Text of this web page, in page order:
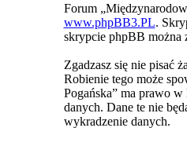
Forum
www.phpBB3.PL.
skrypcie phpBB można
Zgadzasz się nie pisać
Robienie tego może
Pogańska” ma prawo
danych. Dane te nie
wykradzenie danych.